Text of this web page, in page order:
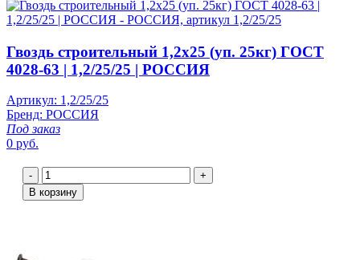
Гвоздь строительный 1,2х25 (уп. 25кг) ГОСТ
4028-63 | 1,2/25/25 | РОССИЯ
Артикул: 1,2/25/25
Бренд: РОССИЯ
Под заказ
0 руб.
-
+
В корзину